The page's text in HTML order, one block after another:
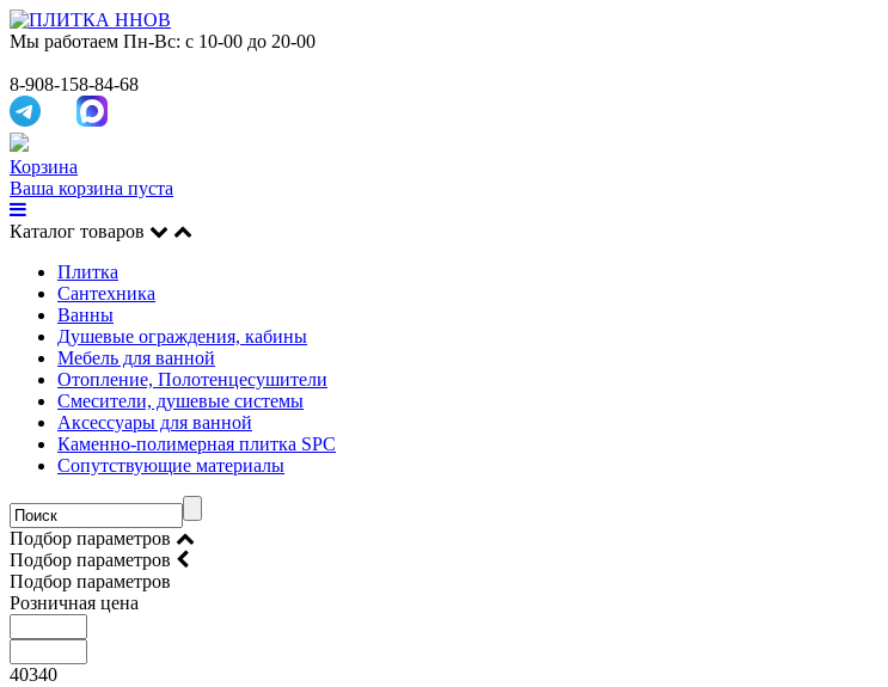
Мы работаем Пн-Вс: с 10-00 до 20-00
8-908-158-84-68
Корзина
Ваша корзина пуста
Каталог товаров
Плитка
Сантехника
Ванны
Душевые ограждения, кабины
Мебель для ванной
Отопление, Полотенцесушители
Смесители, душевые системы
Аксессуары для ванной
Каменно-полимерная плитка SPC
Сопутствующие материалы
Подбор параметров
Подбор параметров
Подбор параметров
Розничная цена
40340